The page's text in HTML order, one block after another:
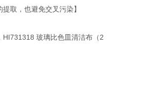
取，也避免交叉污染】
玻璃比色皿清洁布（2